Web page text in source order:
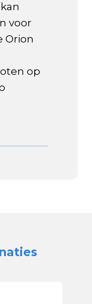
voor
Orion
op